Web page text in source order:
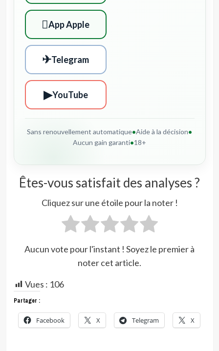
App Apple
✈Telegram
▶YouTube
Sans renouvellement automatique•Aide à la décision•
Aucun gain garanti•18+
Êtes-vous satisfait des analyses ?
Cliquez sur une étoile pour la noter !
Aucun vote pour l'instant ! Soyez le premier à
noter cet article.
Vues : 106
Partager :
Facebook X Telegram X